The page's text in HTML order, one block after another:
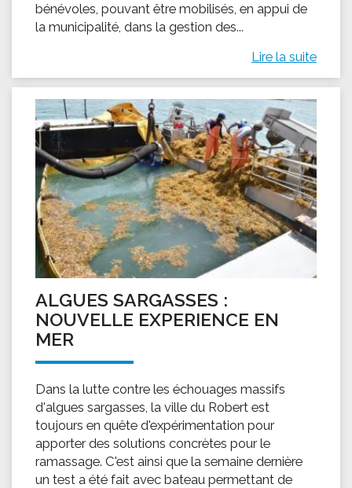
bénévoles, pouvant être mobilisés, en appui de
la municipalité, dans la gestion des...
Lire la suite
ALGUES SARGASSES :
NOUVELLE EXPERIENCE EN
MER
Dans la lutte contre les échouages massifs
d'algues sargasses, la ville du Robert est
toujours en quête d'expérimentation pour
apporter des solutions concrètes pour le
ramassage. C'est ainsi que la semaine dernière
un test a été fait avec bateau permettant de